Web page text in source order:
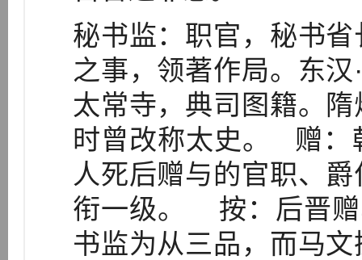
秘书监：职官，秘书
之事，领著作局。东
太常寺，典司图籍。
时曾改称太史。 赠：
人死后赠与的官职、
衔一级。 按：后晋赠
书监为从三品，而马